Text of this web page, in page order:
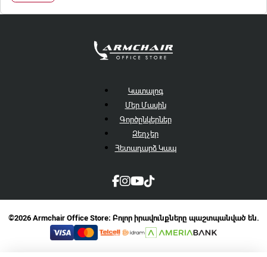
Կատալոգ
Մեր Մասին
Գործընկերներ
Զեղչեր
Հետադարձ Կապ
©2026 Armchair Office Store։ Բոլոր իրավունքները պաշտպանված են.